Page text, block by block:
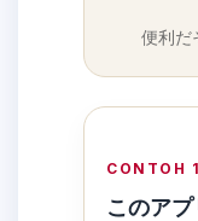
便利だ
CONTOH 1
このアプ